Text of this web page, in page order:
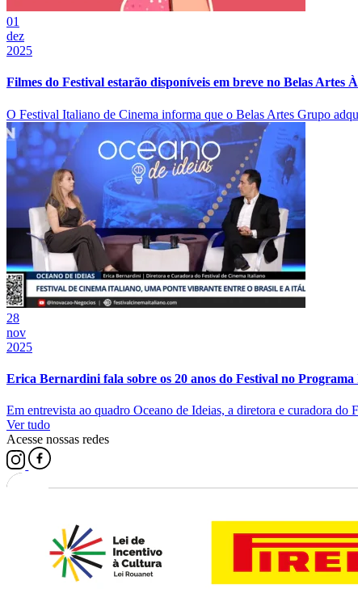
01
dez
2025
Filmes do Festival estarão disponíveis em breve no Belas Artes
O Festival Italiano de Cinema informa que o Belas Artes Grupo
28
nov
2025
Erica Bernardini fala sobre os 20 anos do Festival no
Em entrevista ao quadro Oceano de Ideias, a diretora e curadora
Ver tudo
Acesse nossas redes